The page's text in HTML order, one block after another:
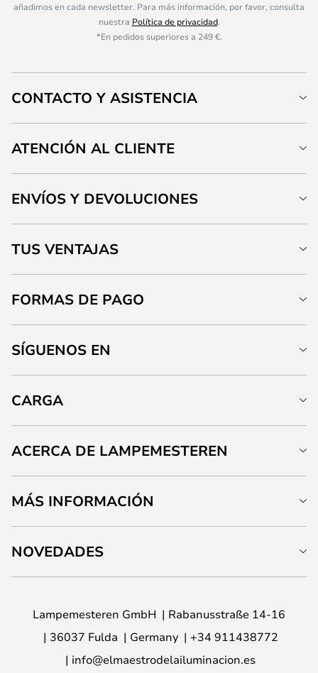
añadimos en cada newsletter. Para más información, por favor, consulta
nuestra Política de privacidad.
*En pedidos superiores a 249 €.
CONTACTO Y ASISTENCIA
ATENCIÓN AL CLIENTE
ENVÍOS Y DEVOLUCIONES
TUS VENTAJAS
FORMAS DE PAGO
SÍGUENOS EN
CARGA
ACERCA DE LAMPEMESTEREN
MÁS INFORMACIÓN
NOVEDADES
Lampemesteren GmbH
Rabanusstraße 14-16
36037 Fulda
Germany
+34 911438772
info@elmaestrodelailuminacion.es